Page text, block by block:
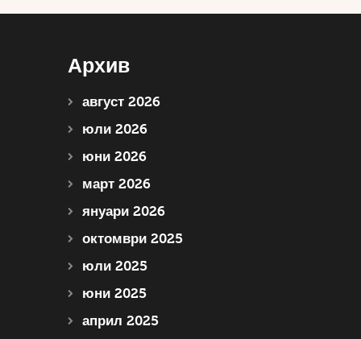
Архив
август 2026
юли 2026
юни 2026
март 2026
януари 2026
октомври 2025
юли 2025
юни 2025
април 2025